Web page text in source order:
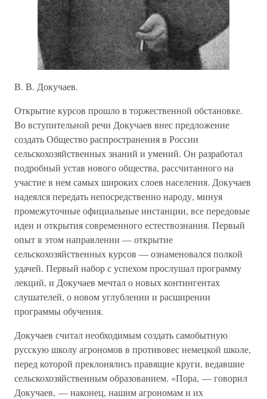
В. В. Докучаев.
Открытие курсов прошло в торжественной обстановке.
Во вступительной речи Докучаев внес предложение
создать Общество распространения в России
сельскохозяйственных знаний и умений. Он разработал
подробный устав нового общества, рассчитанного на
участие в нем самых широких слоев населения. Докучаев
надеялся передать непосредственно народу, минуя
промежуточные официальные инстанции, все передовые
идеи и открытия современного естествознания. Первый
опыт в этом направлении — открытие
сельскохозяйственных курсов — ознаменовался полкой
удачей. Первый набор с успехом прослушал программу
лекций, и Докучаев мечтал о новых контингентах
слушателей, о новом углублении и расширении
программы обучения.
Докучаев считал необходимым создать самобытную
русскую школу агрономов в противовес немецкой школе,
перед которой преклонялись правящие круги, ведавшие
сельскохозяйственным образованием. «Пора, — говорил
Докучаев, — наконец, нашим агрономам и их